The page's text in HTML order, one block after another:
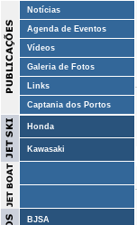
Notícias
Agenda de Eventos
Vídeos
Galeria de Fotos
Links
Captania dos Portos
Honda
Kawasaki
BJSA